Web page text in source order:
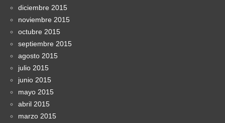
diciembre 2015
noviembre 2015
octubre 2015
septiembre 2015
agosto 2015
julio 2015
junio 2015
mayo 2015
abril 2015
marzo 2015